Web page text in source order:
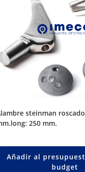
3,5
250 mm.
Añadir al
budget